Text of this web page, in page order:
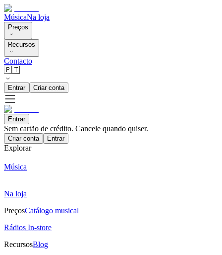
MúsicaNa loja
Preços
Recursos
Contacto
🇵🇹
Entrar Criar conta
Entrar
Sem cartão de crédito. Cancele quando quiser.
Criar conta Entrar
Explorar
Música
Na loja
PreçosCatálogo musical
Rádios In-store
RecursosBlog